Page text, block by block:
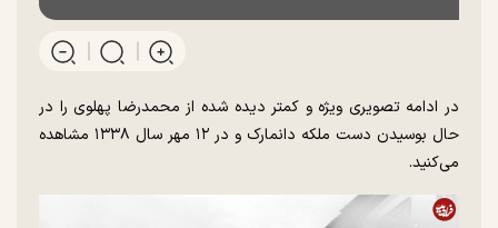
در ادامه تصویری ویژه و کمتر دیده شده از محمدرضا پهلوی را در
حال بوسیدن دست ملکه دانمارک و در ۱۲ مهر سال ۱۳۳۸ مشاهده
می‌کنید.